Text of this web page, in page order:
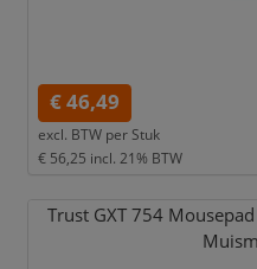
€ 46,49
excl. BTW per Stuk
€ 56,25 incl. 21% BTW
Trust GXT 754